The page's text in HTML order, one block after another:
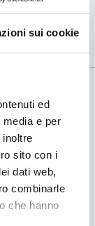
sui cookie
ed
e per
sito con i
dati web,
combinarle
che hanno